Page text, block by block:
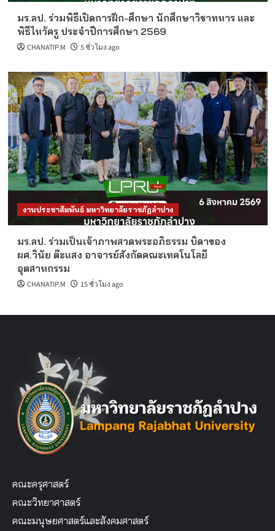
มร.ลป. ร่วมพิธีเปิดการฝึก-ศึกษา นักศึกษาวิชาทหาร และ
พิธีไหว้ครู ประจำปีการศึกษา 2569
CHANATIP.M 5 ชั่วโมง ago
งานประชาสัมพันธ์ มหาวิทยาลัยราชภัฏลำปาง
มร.ลป. ร่วมเป็นเจ้าภาพสวดพระอภิธรรม บิดาของ
ผศ.วินัย ต๊ะแสง อาจารย์สังกัดคณะเทคโนโลยี
อุตสาหกรรม
CHANATIP.M 15 ชั่วโมง ago
คณะครุศาสตร์
คณะวิทยาศาสตร์
คณะมนุษยศาสตร์และสังคมศาสตร์